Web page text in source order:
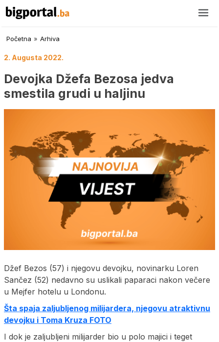
Početna » Arhiva
2. Augusta 2022.
Devojka Džefa Bezosa jedva
smestila grudi u haljinu
Džef Bezos (57) i njegovu devojku, novinarku Loren
Sančez (52) nedavno su uslikali paparaci nakon večere
u Mejfer hotelu u Londonu.
Šta spaja zaljubljenog milijardera, njegovu atraktivnu
devojku i Toma Kruza FOTO
I dok je zaljubljeni milijarder bio u polo majici i teget